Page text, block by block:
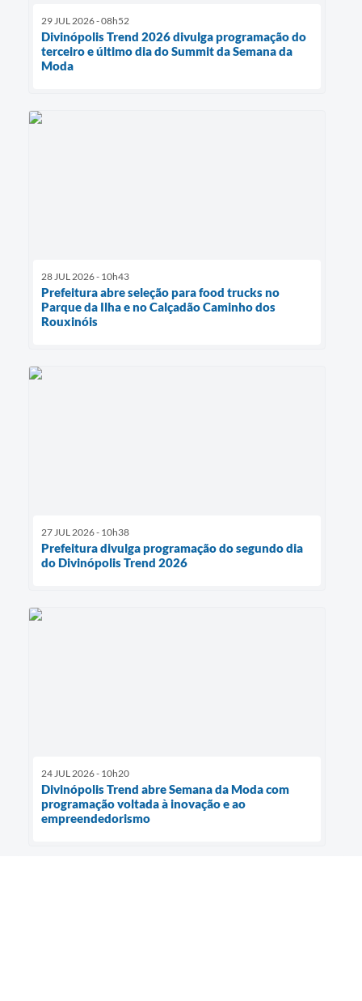
29 JUL 2026 - 08h52
Divinópolis Trend 2026 divulga programação do
terceiro e último dia do Summit da Semana da
Moda
28 JUL 2026 - 10h43
Prefeitura abre seleção para food trucks no
Parque da Ilha e no Calçadão Caminho dos
Rouxinóis
27 JUL 2026 - 10h38
Prefeitura divulga programação do segundo dia
do Divinópolis Trend 2026
24 JUL 2026 - 10h20
Divinópolis Trend abre Semana da Moda com
programação voltada à inovação e ao
empreendedorismo